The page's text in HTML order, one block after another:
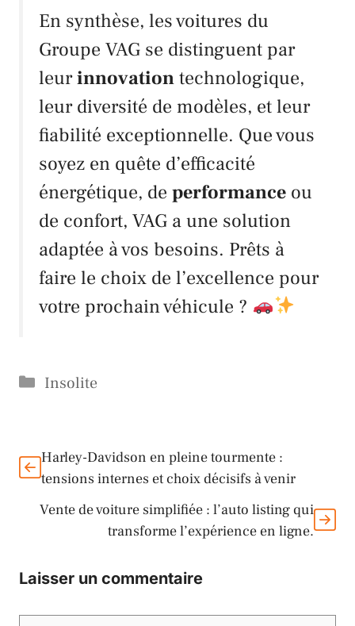
En synthèse, les voitures du
Groupe VAG se distinguent par
leurinnovationtechnologique,
leur diversité de modèles, et leur
fiabilité exceptionnelle. Que vous
soyez en quête d’efficacité
énergétique, de performance ou
de confort, VAG a une solution
adaptée à vos besoins. Prêts à
faire le choix de l’excellence pour
votre prochain véhicule ?
Catégories
Insolite
Harley-Davidson en pleine tourmente :
tensions internes et choix décisifs à venir
Vente de voiture simplifiée : l’auto listing qui
transforme l’expérience en ligne.
Laisser un commentaire